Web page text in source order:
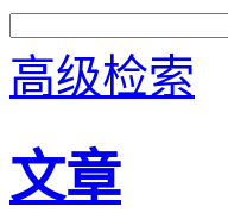
高级检索
文章